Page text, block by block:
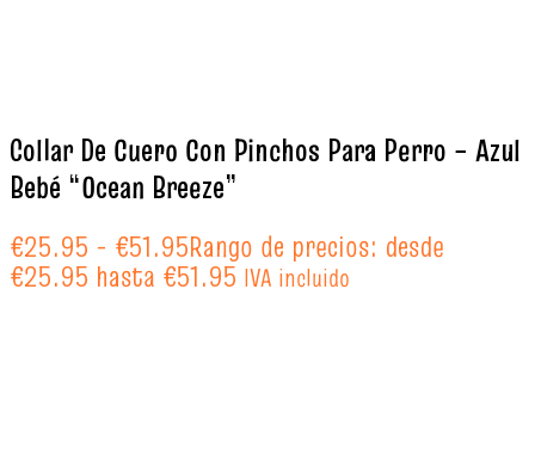
Collar De Cuero Con Pinchos Para Perro – Azul
Bebé “Ocean Breeze”
€25.95 - €51.95Rango de precios: desde
€25.95 hasta €51.95 IVA incluido